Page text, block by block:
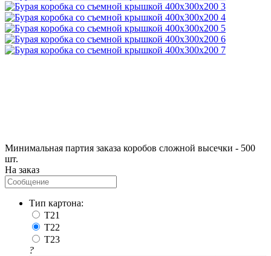
Минимальная партия заказа коробов сложной высечки - 500
шт.
На заказ
Тип картона:
T21
T22
T23
?